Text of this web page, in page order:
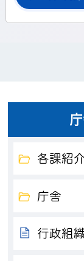
各課紹
庁舎
行政組